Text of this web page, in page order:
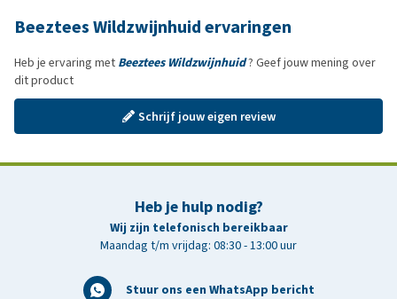
Beeztees Wildzwijnhuid ervaringen
Heb je ervaring met Beeztees Wildzwijnhuid? Geef jouw mening over
dit product
Schrijf jouw eigen review
Heb je hulp nodig?
Wij zijn telefonisch bereikbaar
Maandag t/m vrijdag: 08:30 - 13:00 uur
Stuur ons een WhatsApp bericht